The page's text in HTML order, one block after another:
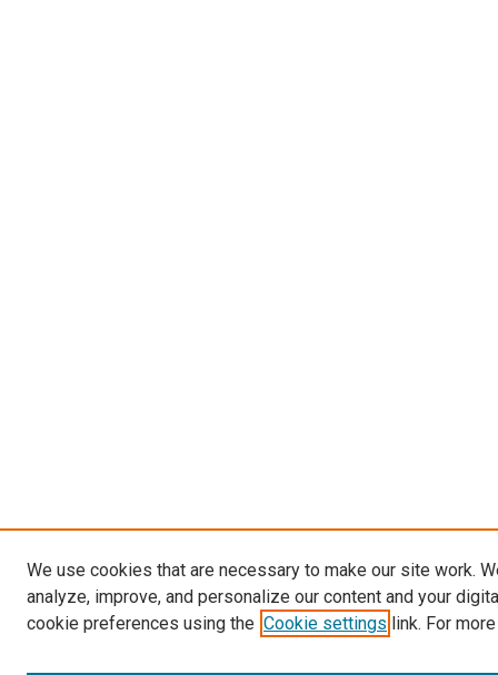
We use cookies that are necessary to make our site work.
analyze, improve, and personalize our content and your
cookie preferences using the Cookie settings link. For